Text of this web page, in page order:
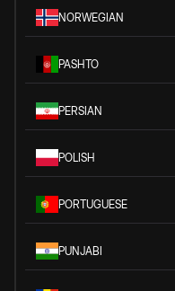
NORWEGIAN
PASHTO
PERSIAN
POLISH
PORTUGUESE
PUNJABI